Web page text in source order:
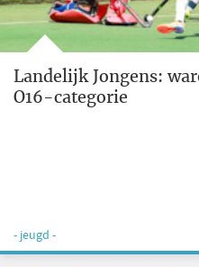
Landelijk Jongens:
O16-categorie
- jeugd -